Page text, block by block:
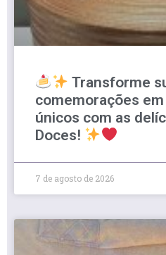
Transforme
comemorações
únicos com as
Doces!
7 de agosto de 2026